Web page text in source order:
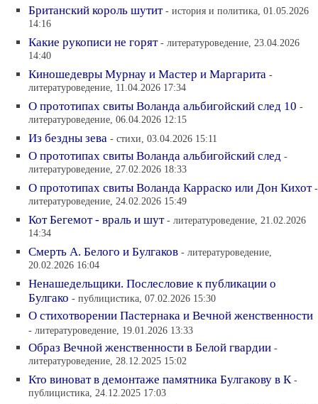
Британский король шутит - история и политика, 01.05.2026
14:16
Какие рукописи не горят - литературоведение, 23.04.2026
14:40
Киношедевры Мурнау и Мастер и Маргарита -
литературоведение, 11.04.2026 17:34
О прототипах свиты Воланда альбигойский след 10 -
литературоведение, 06.04.2026 12:15
Из бездны зева - стихи, 03.04.2026 15:11
О прототипах свиты Воланда альбигойский след -
литературоведение, 27.02.2026 18:33
О прототипах свиты Воланда Карраско или Дон Кихот -
литературоведение, 24.02.2026 15:49
Кот Бегемот - враль и шут - литературоведение, 21.02.2026
14:34
Смерть А. Белого и Булгаков - литературоведение,
20.02.2026 16:04
Ненашедельщики. Послесловие к публикации о
Булгако - публицистика, 07.02.2026 15:30
О стихотворении Пастернака и Вечной женственности
- литературоведение, 19.01.2026 13:33
Образ Вечной женственности в Белой гвардии -
литературоведение, 28.12.2025 15:02
Кто виноват в демонтаже памятника Булгакову в К -
публицистика, 24.12.2025 17:03